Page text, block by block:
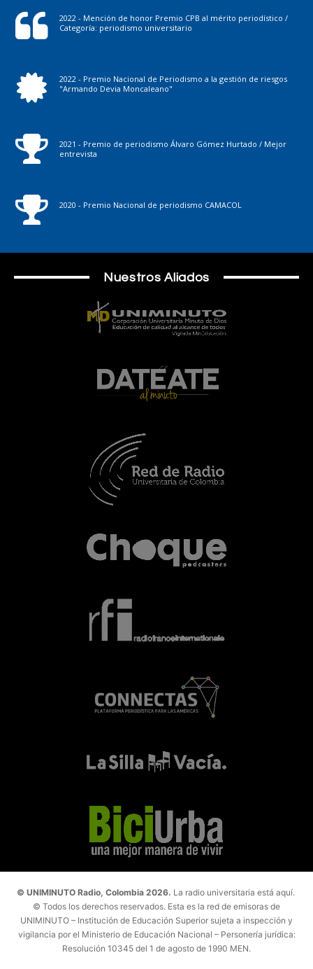
2022 - Mención de honor Premio CPB al mérito periodístico /
Categoría: periodismo universitario
2022 - Premio Nacional de Periodismo a la gestión de riesgos
"Armando Devia Moncaleano"
2021 - Premio de periodismo Álvaro Gómez Hurtado / Mejor
entrevista
2020 - Premio Nacional de periodismo CAMACOL
Nuestros Aliados
© UNIMINUTO Radio, Colombia 2026. La radio universitaria está aquí.
© Todos los derechos reservados. Esta es la red de emisoras de
UNIMINUTO – Institución de Educación Superior sujeta a inspección y
vigilancia por el Ministerio de Educación Nacional – Personería jurídica:
Resolución 10345 del 1 de agosto de 1990 MEN.